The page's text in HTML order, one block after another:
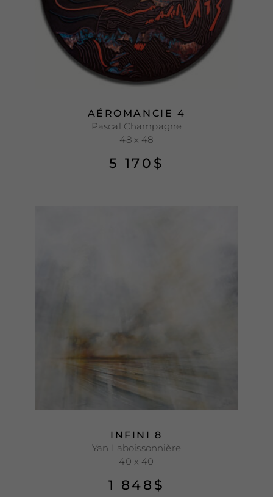
AÉROMANCIE 4
Pascal Champagne
48 x 48
5 170 $
INFINI 8
Yan Laboissonnière
40 x 40
1 848 $